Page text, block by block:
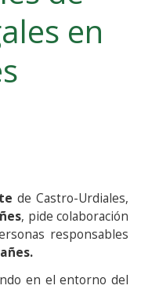
en
de Castro-Urdiales,
, pide colaboración
responsables
en el entorno del